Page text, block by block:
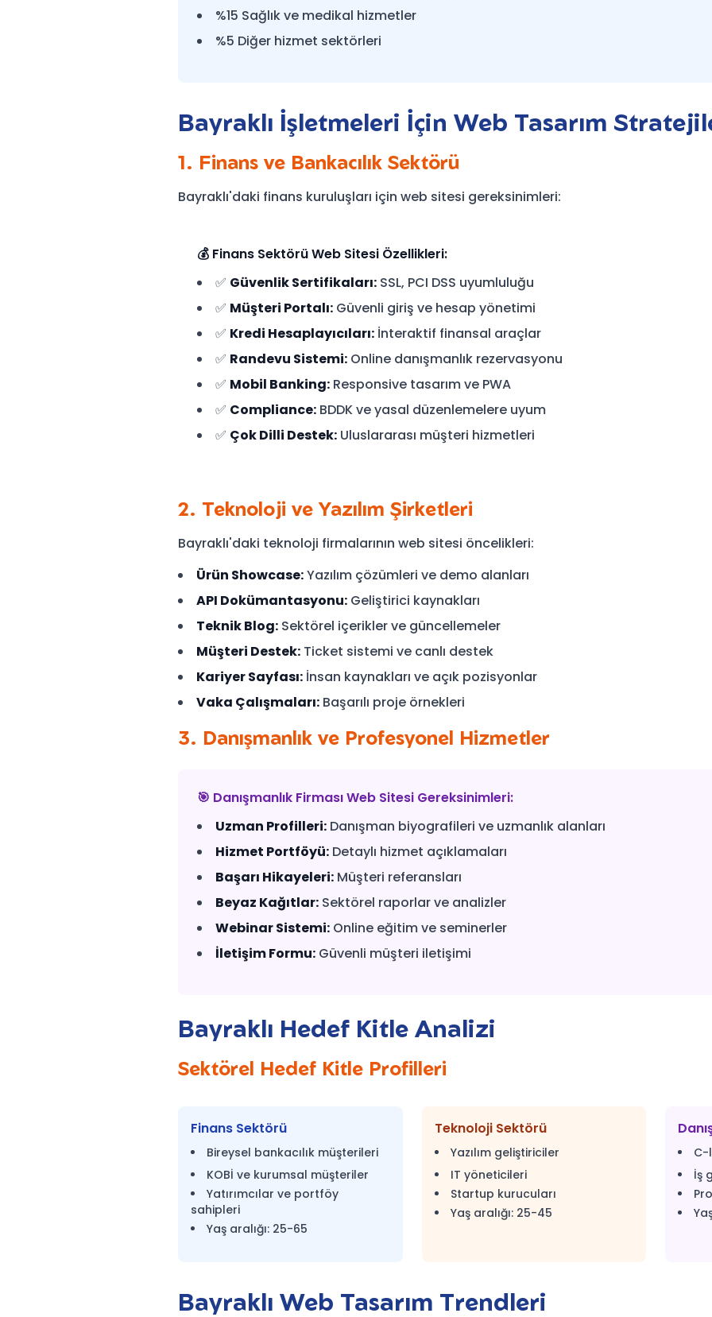
%15 Sağlık ve medikal hizmetler
%5 Diğer hizmet sektörleri
Bayraklı İşletmeleri İçin Web Tasarım
1. Finans ve Bankacılık Sektörü
Bayraklı'daki finans kuruluşları için web sitesi gereksinimleri:
💰 Finans Sektörü Web Sitesi Özellikleri:
✅ Güvenlik Sertifikaları: SSL, PCI DSS uyumluluğu
✅ Müşteri Portalı: Güvenli giriş ve hesap yönetimi
✅ Kredi Hesaplayıcıları: İnteraktif finansal araçlar
✅ Randevu Sistemi: Online danışmanlık rezervasyonu
✅ Mobil Banking: Responsive tasarım ve PWA
✅ Compliance: BDDK ve yasal düzenlemelere uyum
✅ Çok Dilli Destek: Uluslararası müşteri hizmetleri
2. Teknoloji ve Yazılım Şirketleri
Bayraklı'daki teknoloji firmalarının web sitesi öncelikleri:
Ürün Showcase:Yazılım çözümleri ve demo alanları
API Dokümantasyonu: Geliştirici kaynakları
Teknik Blog: Sektörel içerikler ve güncellemeler
Müşteri Destek: Ticket sistemi ve canlı destek
Kariyer Sayfası: İnsan kaynakları ve açık pozisyonlar
Vaka Çalışmaları: Başarılı proje örnekleri
3. Danışmanlık ve Profesyonel Hizmetler
🎯 Danışmanlık Firması Web Sitesi Gereksinimleri:
Uzman Profilleri: Danışman biyografileri ve uzmanlık alanları
Hizmet Portföyü: Detaylı hizmet açıklamaları
Başarı Hikayeleri: Müşteri referansları
Beyaz Kağıtlar: Sektörel raporlar ve analizler
Webinar Sistemi: Online eğitim ve seminerler
İletişim Formu: Güvenli müşteri iletişimi
Bayraklı Hedef Kitle Analizi
Sektörel Hedef Kitle Profilleri
Finans Sektörü
Bireysel bankacılık müşterileri
KOBİ ve kurumsal müşteriler
Yatırımcılar ve portföy
sahipleri
Yaş aralığı: 25-65
Teknoloji Sektörü
Yazılım geliştiriciler
IT yöneticileri
Startup kurucuları
Yaş aralığı: 25-45
C-
İş
Bayraklı Web Tasarım Trendleri